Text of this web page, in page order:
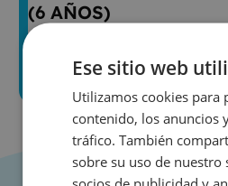
(6 AÑOS)
Muy bien organizado, el
monitores muy atentos.
Ese sitio web
Utilizamos cookies para
contenido, los anuncios
tráfico. También
sobre su uso de
socios de publicidad y